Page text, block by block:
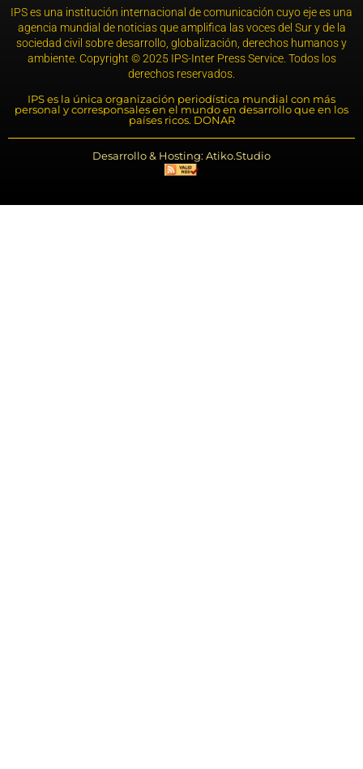
IPS es una institución internacional de comunicación cuyo eje es una
agencia mundial de noticias que amplifica las voces del Sur y de la
sociedad civil sobre desarrollo, globalización, derechos humanos y
ambiente. Copyright © 2025 IPS-Inter Press Service. Todos los
derechos reservados.
IPS es la única organización periodística mundial con más
personal y corresponsales en el mundo en desarrollo que en los
países ricos. DONAR
Desarrollo & Hosting: Atiko.Studio